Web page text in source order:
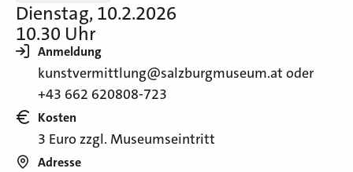
Dienstag, 10.2.2026
10.30 Uhr
Anmeldung
kunstvermittlung@salzburgmuseum.at oder
+43 662 620808-723
Kosten
3 Euro zzgl. Museumseintritt
Adresse